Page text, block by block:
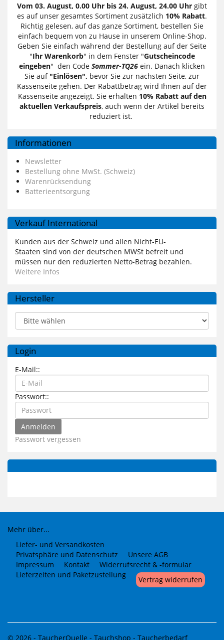
Vom 03. August, 0.00 Uhr bis 24. August, 24.00 Uhr gibt
es auf unser gesamtes Sortiment zusätzlich 10% Rabatt.
Richtig gelesen, auf das ganze Sortiment, bestellen Sie
einfach bequem von zu Hause in unserem Online-Shop.
Geben Sie einfach während der Bestellung auf der Seite
"Ihr Warenkorb" in dem Fenster "Gutscheincode
eingeben" den Code Sommer-TQ26 ein. Danach klicken
Sie auf "Einlösen", bevor Sie zur nächsten Seite, zur
Kassenseite gehen. Der Rabattbetrag wird Ihnen auf der
Kassenseite angezeigt. Sie erhalten 10% Rabatt auf den
aktuellen Verkaufspreis, auch wenn der Artikel bereits
reduziert ist.
Informationen
Newsletter
Bestellung ohne MwSt. (Schweiz)
Warenrücksendung
Batterieentsorgung
Verkauf International
Kunden aus der Schweiz und allen Nicht-EU-
Staaten sind von der deutschen MWSt befreit und
müssen nur den reduzierten Netto-Betrag bezahlen.
Weitere Infos
Hersteller
Login
E-Mail::
Passwort::
Passwort vergessen
Mehr über...
Liefer- und Versandkosten
Privatsphäre und Datenschutz
Unsere AGB
Impressum
Kontakt
Widerrufsrecht & -formular
Lieferzeiten und Paketzustellung
Vertrag widerrufen
© 2026 - TaucherQuelle - Tauchshop - Taucherbedarf